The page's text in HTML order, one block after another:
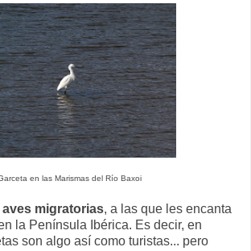
en las Marismas del Río Baxoi
migratorias, a las que les encanta
la Península Ibérica. Es decir, en
son algo así como turistas... pero